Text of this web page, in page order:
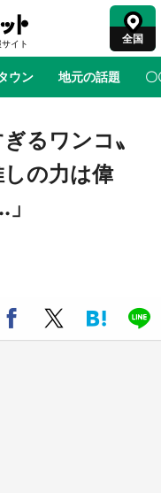
全国
ウン 地元の話題 〇
りがとう 物語がはじ
楽園」限定だった鬼
博品館TOY PARKへ
るワンコ〟
の力は偉